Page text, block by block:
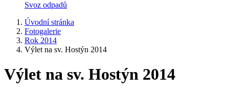
Svoz odpadů
Úvodní stránka
Fotogalerie
Rok 2014
Výlet na sv. Hostýn 2014
Výlet na sv. Hostýn 2014